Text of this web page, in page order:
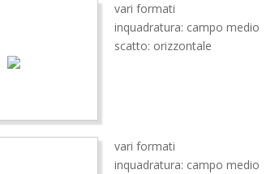
vari formati
inquadratura: campo medio
scatto: orizzontale
vari formati
inquadratura: campo medio